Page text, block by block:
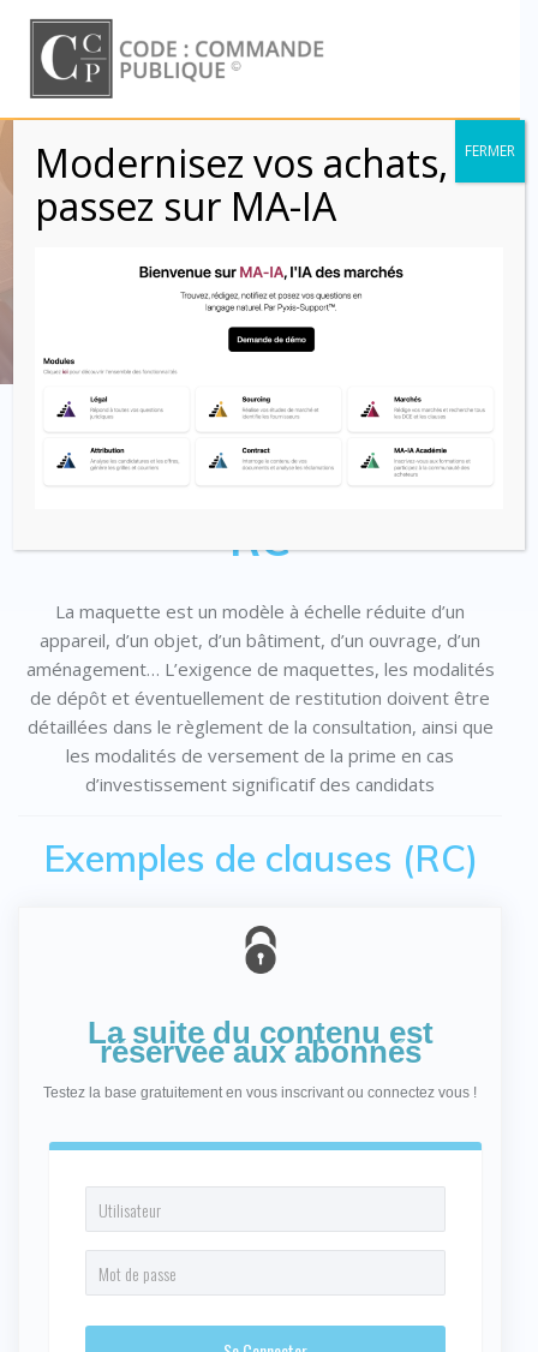
to
content
Maquettes (Clauses
Code : Commande Publique
Clausier contractuel :
RC
La maquette est un modèle à échelle réduite d’un
appareil, d’un objet, d’un bâtiment, d’un ouvrage, d’un
aménagement… L’exigence de maquettes, les modalités
de dépôt et éventuellement de restitution doivent être
détaillées dans le règlement de la consultation, ainsi que
les modalités de versement de la prime en cas
d’investissement significatif des candidats
Exemples de clauses (RC)
La suite du contenu est
réservée aux abonnés
Testez la base gratuitement en vous inscrivant ou connectez vous !
Modernisez vos achats,
passez sur MA-IA
FERMER